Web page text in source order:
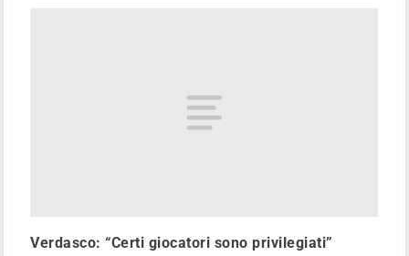
Verdasco: “Certi giocatori sono privilegiati”